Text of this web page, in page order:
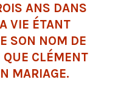
ANS DANS
VIE ÉTANT
SON NOM DE
CLÉMENT
MARIAGE.